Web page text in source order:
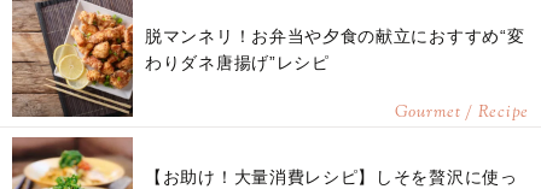
脱マンネリ！お弁当や夕食の献立におすすめ“変
わりダネ唐揚げ”レシピ
Gourmet / Recipe
【お助け！大量消費レシピ】しそを贅沢に使っ